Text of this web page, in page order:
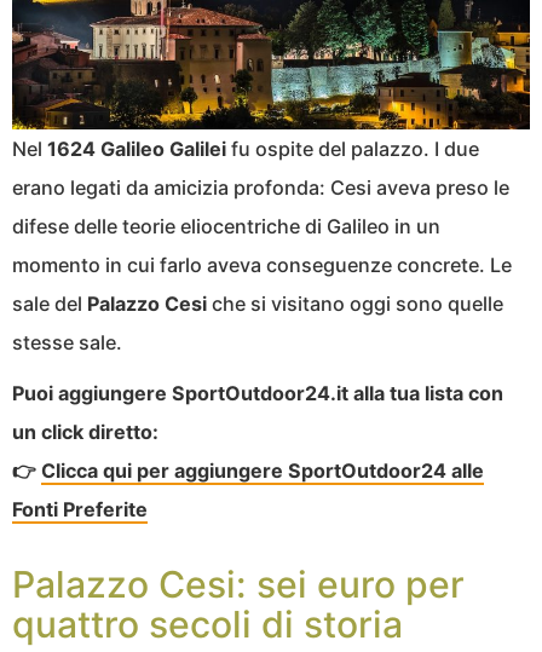
Nel 1624 Galileo Galilei fu ospite del palazzo. I due
erano legati da amicizia profonda: Cesi aveva preso le
difese delle teorie eliocentriche di Galileo in un
momento in cui farlo aveva conseguenze concrete. Le
sale del Palazzo Cesi che si visitano oggi sono quelle
stesse sale.
Puoi aggiungere SportOutdoor24.it alla tua lista con
un click diretto:
👉 Clicca qui per aggiungere SportOutdoor24 alle
Fonti Preferite
Palazzo Cesi: sei euro per
quattro secoli di storia